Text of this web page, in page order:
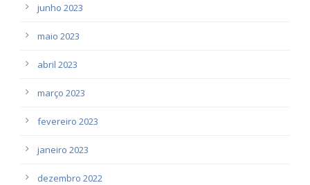
junho 2023
maio 2023
abril 2023
março 2023
fevereiro 2023
janeiro 2023
dezembro 2022